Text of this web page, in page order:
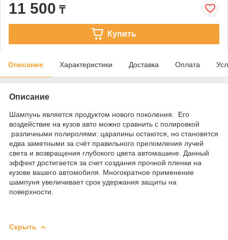
11 500 ₸
Купить
Описание Характеристики Доставка Оплата
Описание
Шампунь является продуктом нового поколения. Его
воздействие на кузов авто можно сравнить с полировкой
различными полиролями: царапины остаются, но становятся
едва заметными за счёт правильного преломления лучей
света и возвращения глубокого цвета автомашине. Данный
эффект достигается за счет создания прочной пленки на
кузове вашего автомобиля. Многократное применение
шампуня увеличивает срок удержания защиты на
поверхности.
Скрыть